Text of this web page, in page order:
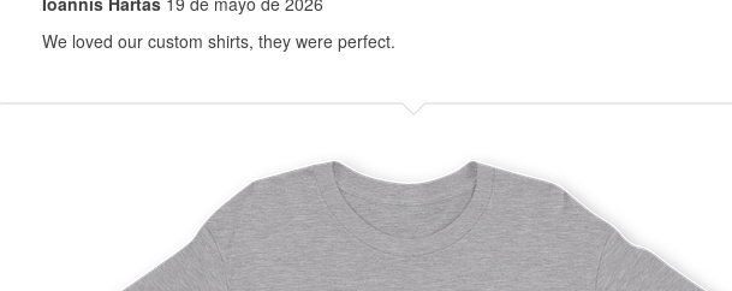
We loved our custom shirts, they were perfect.